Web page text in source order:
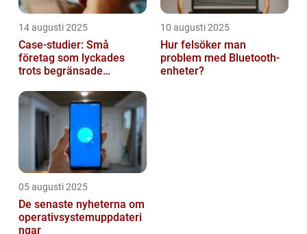
14 augusti 2025
Case-studier: Små
företag som lyckades
trots begränsade
10 augusti 2025
Hur felsöker man
problem med Bluetooth-
enheter?
05 augusti 2025
De senaste nyheterna om
operativsystemuppdateri
ngar